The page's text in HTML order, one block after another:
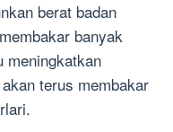
berat badan
banyak
meningkatkan
terus membakar